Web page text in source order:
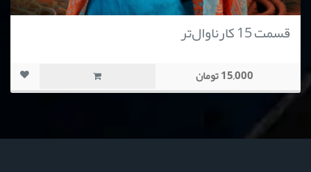
قسمت 15 کارناوال‌تر
15,000 تومان